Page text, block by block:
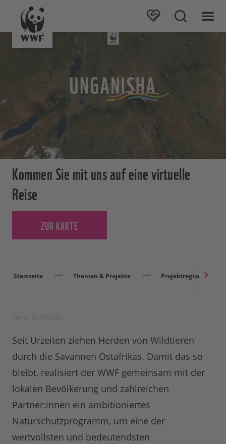
Kommen Sie mit uns auf eine virtuelle
Reise
ZUR KARTE
Startseite Themen & Projekte Projektregionen
Seit Urzeiten ziehen Herden von Wildtieren
durch die Savannen Ostafrikas. Damit das so
bleibt, realisiert der WWF gemeinsam mit der
lokalen Bevölkerung und zahlreichen
Partner:innen ein ambitioniertes
Naturschutzprogramm, um eine der
wertvollsten und bedeutendsten